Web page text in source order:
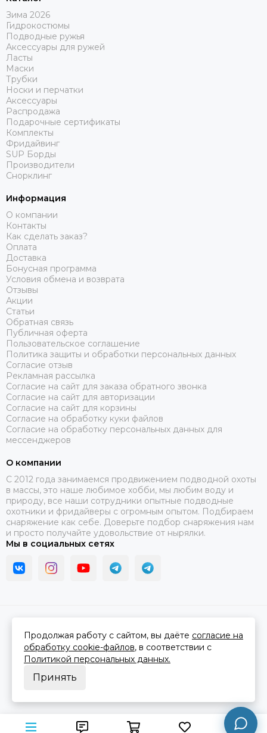
Зима 2026
Гидрокостюмы
Подводные ружья
Аксессуары для ружей
Ласты
Маски
Трубки
Носки и перчатки
Аксессуары
Распродажа
Подарочные сертификаты
Комплекты
Фридайвинг
SUP Борды
Производители
Снорклинг
Информация
О компании
Контакты
Как сделать заказ?
Оплата
Доставка
Бонусная программа
Условия обмена и возврата
Отзывы
Акции
Статьи
Обратная связь
Публичная оферта
Пользовательское соглашение
Политика защиты и обработки персональных данных
Согласие отзыв
Рекламная рассылка
Согласие на сайт для заказа обратного звонка
Согласие на сайт для авторизации
Согласие на сайт для корзины
Согласие на обработку куки файлов
Согласие на обработку персональных данных для
мессенджеров
О компании
C 2012 года занимаемся продвижением подводной охоты
в массы, это наше любимое хобби, мы любим воду и
природу, все наши сотрудники опытные подводные
охотники и фридайверы с огромным опытом. Подбираем
снаряжение как себе. Доверьте подбор снаряжения нам
и просто получайте удовольствие от нырялки.
Мы в социальных сетях
Сделано вMOSK.STUDIOдля платформыInSales
Продолжая работу с сайтом, вы даёте согласие на
обработку cookie-файлов, в соответствии с
Политикой персональных данных.
Принять